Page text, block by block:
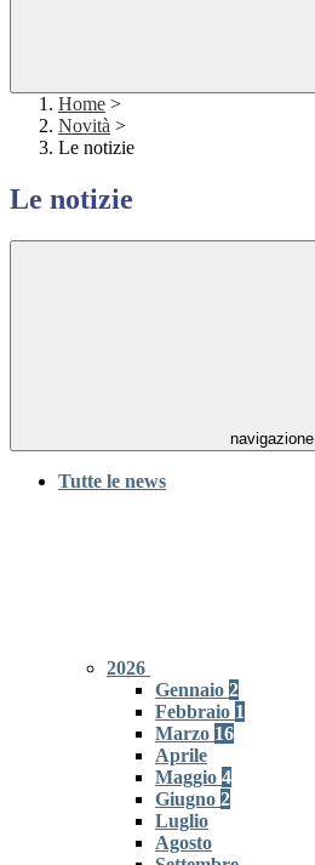
Home >
Novità >
Le notizie
Le notizie
navigazione
Tutte le news
2026
Gennaio 2
Febbraio 1
Marzo 16
Aprile
Maggio 4
Giugno 2
Luglio
Agosto